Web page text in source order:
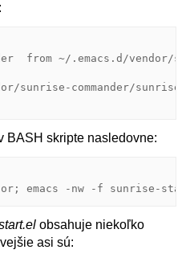
from ~/.emacs.d/vendor/
sunrise-commander/
BASH skripte nasledovne:
obsahuje niekoľko
asi sú: